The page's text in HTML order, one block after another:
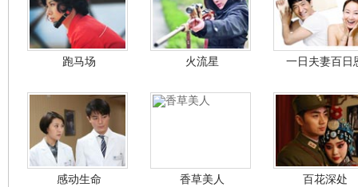
跑马场 火流星 一日夫妻百日
感动生命 香草美人 百花深处